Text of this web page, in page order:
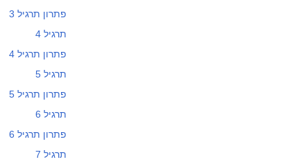
פתרון תרגיל 3
תרגיל 4
פתרון תרגיל 4
תרגיל 5
פתרון תרגיל 5
תרגיל 6
פתרון תרגיל 6
תרגיל 7